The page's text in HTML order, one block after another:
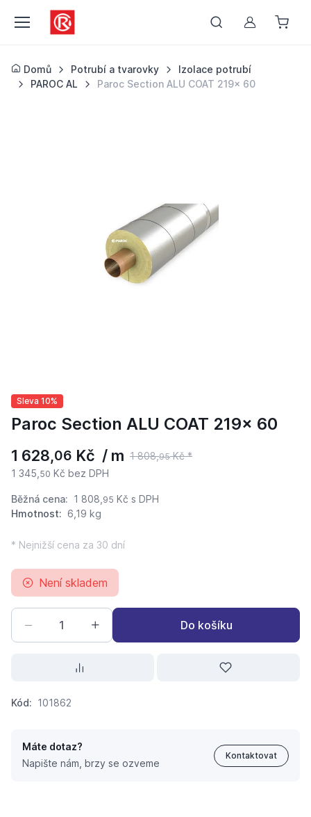
Můj účet
Domů Potrubí a tvarovky
Izolace potrubí
PAROC AL
Paroc Section ALU COAT 219x 60
Sleva 10%
Paroc Section ALU COAT 219x 60
1 628,06 Kč / m 1 808,95Kč *
1 345, 50 Kč bez DPH
Běžná cena: 1 808, 95 Kč s DPH
Hmotnost: 6,19 kg
* Nejnižší cena za 30 dní
Není skladem
Do košíku
Kód: 101862
Máte dotaz?
Napište nám, brzy se ozveme
Kontaktovat